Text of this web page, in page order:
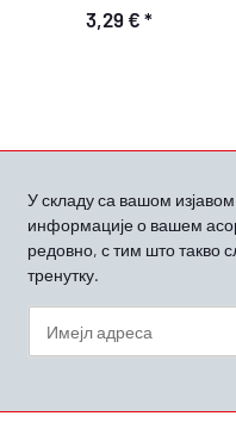
3,29 € *
У складу са вашом
информације о вашем
редовно, с тим што такво
тренутку.